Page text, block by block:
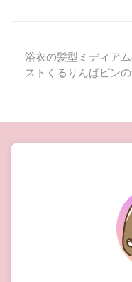
浴衣の髪型ミディア
ストくるりんぱピン